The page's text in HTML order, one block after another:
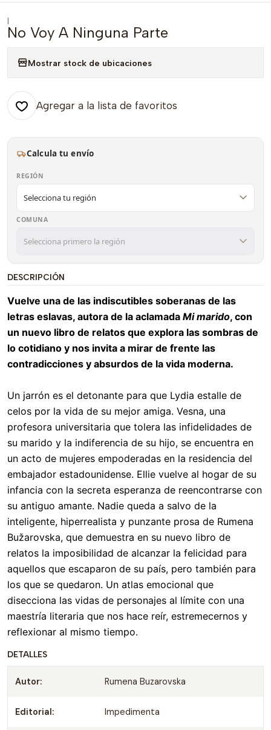
|
No Voy A Ninguna Parte
Mostrar stock de ubicaciones
Agregar a la lista de favoritos
Calcula tu envío
REGIÓN
COMUNA
DESCRIPCIÓN
Vuelve una de las indiscutibles soberanas de las
letras eslavas, autora de la aclamada Mi marido, con
un nuevo libro de relatos que explora las sombras de
lo cotidiano y nos invita a mirar de frente las
contradicciones y absurdos de la vida moderna.
Un jarrón es el detonante para que Lydia estalle de
celos por la vida de su mejor amiga. Vesna, una
profesora universitaria que tolera las infidelidades de
su marido y la indiferencia de su hijo, se encuentra en
un acto de mujeres empoderadas en la residencia del
embajador estadounidense. Ellie vuelve al hogar de su
infancia con la secreta esperanza de reencontrarse con
su antiguo amante. Nadie queda a salvo de la
inteligente, hiperrealista y punzante prosa de Rumena
Bužarovska, que demuestra en su nuevo libro de
relatos la imposibilidad de alcanzar la felicidad para
aquellos que escaparon de su país, pero también para
los que se quedaron. Un atlas emocional que
disecciona las vidas de personajes al límite con una
maestría literaria que nos hace reír, estremecernos y
reflexionar al mismo tiempo.
DETALLES
Autor: Rumena Buzarovska
Editorial: Impedimenta